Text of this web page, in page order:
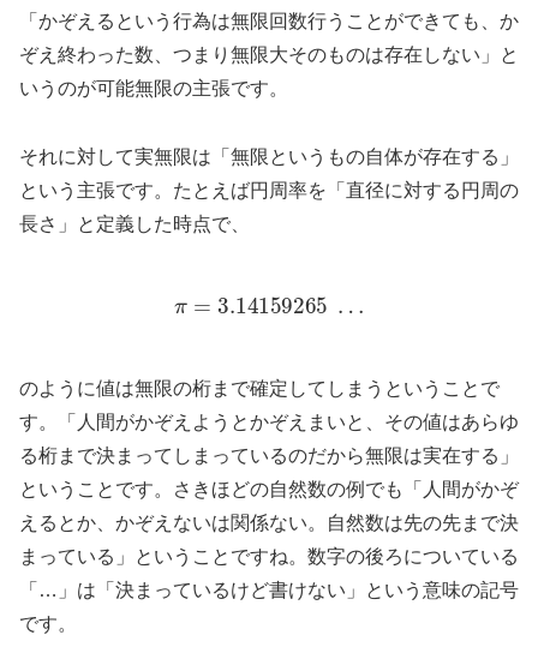
「かぞえるという行為は無限回数行うことができても、か
ぞえ終わった数、つまり無限大そのものは存在しない」と
いうのが可能無限の主張です。
それに対して実無限は「無限というもの自体が存在する」
という主張です。たとえば円周率を「直径に対する円周の
長さ」と定義した時点で、
π 3.14159265
のように値は無限の桁まで確定してしまうということで
す。「人間がかぞえようとかぞえまいと、その値はあらゆ
る桁まで決まってしまっているのだから無限は実在する」
ということです。さきほどの自然数の例でも「人間がかぞ
えるとか、かぞえないは関係ない。自然数は先の先まで決
まっている」ということですね。数字の後ろについている
「…」は「決まっているけど書けない」という意味の記号
です。